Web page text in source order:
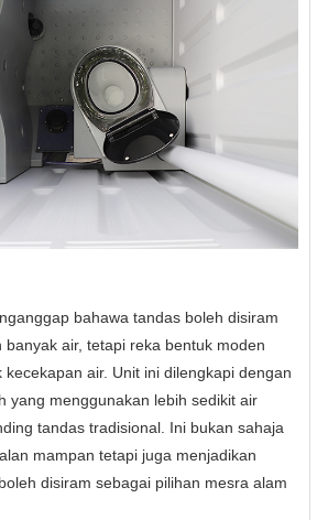
bahawa tandas boleh disiram
banyak air, tetapi reka bentuk moden
air. Unit ini dilengkapi dengan
yang menggunakan lebih sedikit air
tandas tradisional. Ini bukan sahaja
mampan tetapi juga menjadikan
disiram sebagai pilihan mesra alam